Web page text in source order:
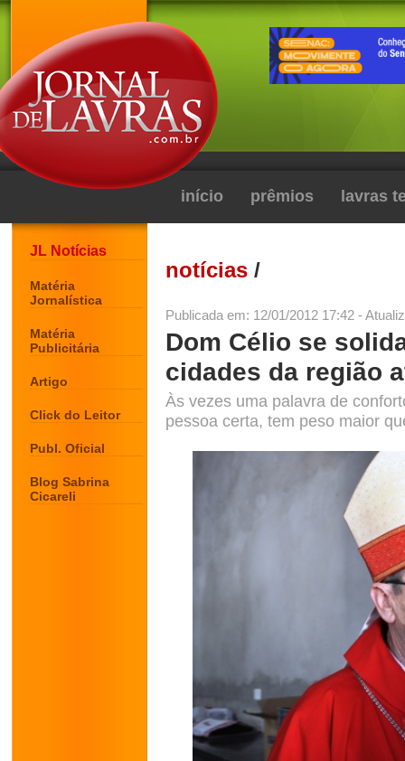
início prêmios lavras
JL Notícias
Matéria
Jornalística
Matéria
Publicitária
Artigo
Click do Leitor
Publ. Oficial
Blog Sabrina
Cicareli
notícias /
Publicada em: 12/01/2012 17:42 -
Dom Célio se
cidades da região
Às vezes uma palavra de
pessoa certa, tem peso maior